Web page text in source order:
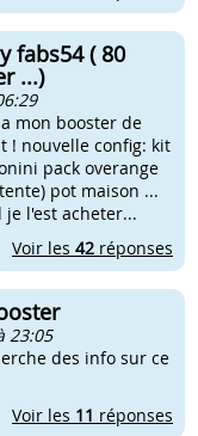
fabs54 ( 80
...)
mon booster de
! nouvelle config: kit
pack overange
pot maison ...
l'est acheter...
Voir les 42 réponses
23:05
des info sur ce
Voir les 11 réponses